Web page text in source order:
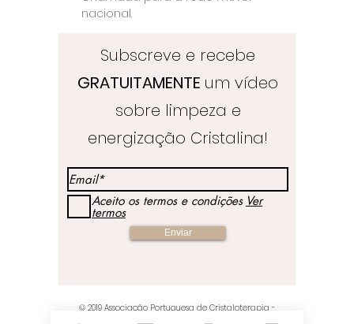
nacional.
Subscreve e recebe
GRATUITAMENTE um vídeo
sobre limpeza e
energização Cristalina!
Aceito os termos e condições Ver
termos
Enviar
© 2019 Associação Portuguesa de Cristaloterapia-